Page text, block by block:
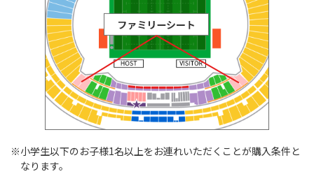
※小学生以下のお子様1名以上をお連れいただくことが購入条件と
なります。